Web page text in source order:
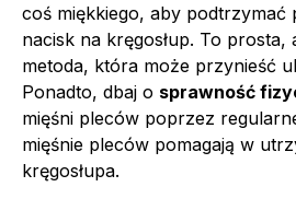
coś miękkiego, aby podtrzymać
nacisk na kręgosłup. To prosta,
metoda, która może przynieść
Ponadto, dbaj o sprawność
mięśni pleców poprzez
mięśnie pleców pomagają w
kręgosłupa.